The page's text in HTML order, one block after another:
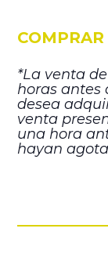
*La venta
horas antes
desea
venta
una hora
hayan